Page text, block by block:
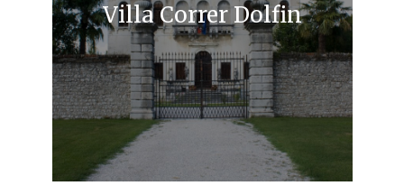
Villa Correr Dolfin